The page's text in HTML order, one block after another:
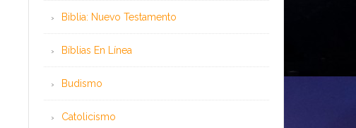
Biblia: Nuevo Testamento
Bíblias En Línea
Budismo
Catolicismo